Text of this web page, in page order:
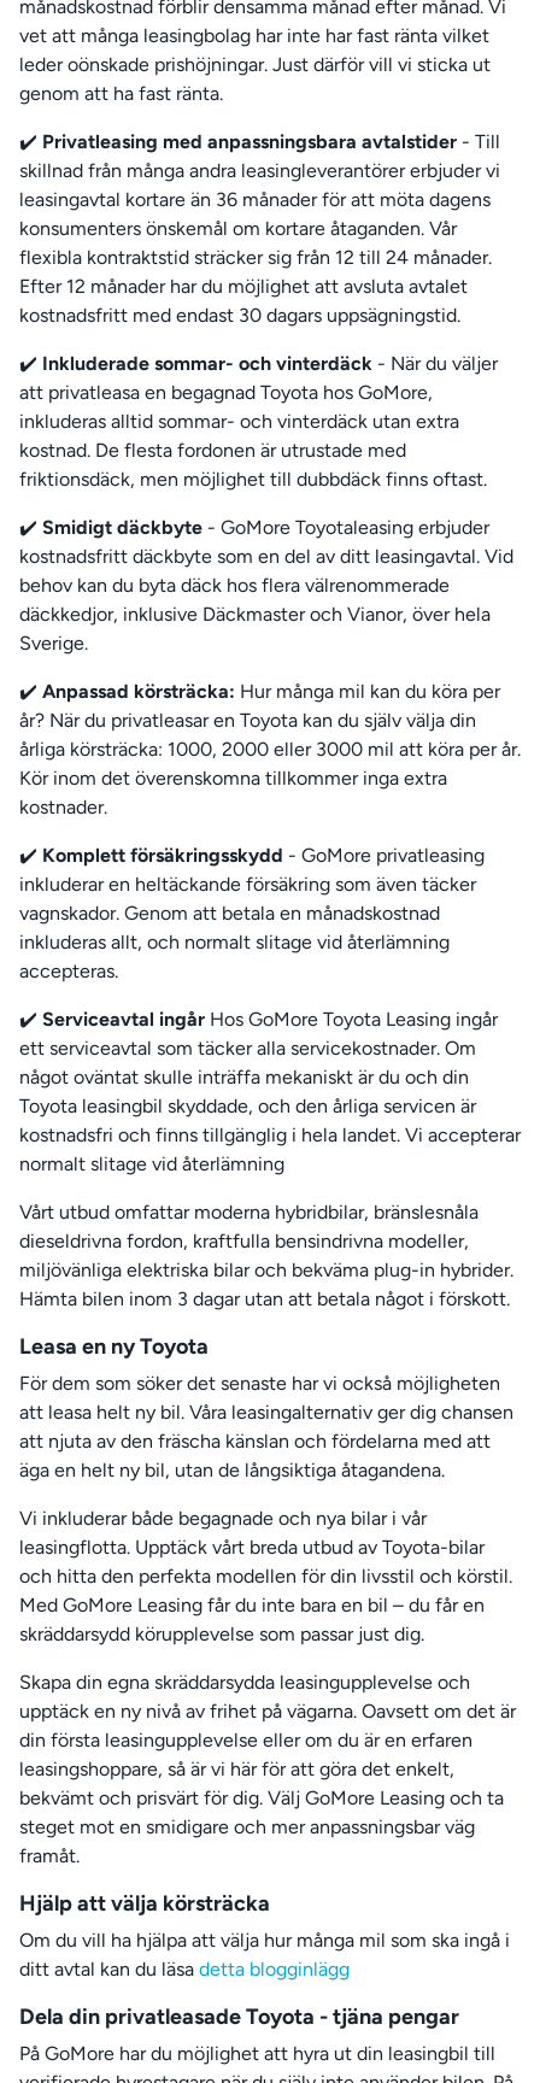
månadskostnad förblir densamma månad efter månad. Vi
vet att många leasingbolag har inte har fast ränta vilket
leder oönskade prishöjningar. Just därför vill vi sticka ut
genom att ha fast ränta.
✔️ Privatleasing med anpassningsbara avtalstider - Till
skillnad från många andra leasingleverantörer erbjuder vi
leasingavtal kortare än 36 månader för att möta dagens
konsumenters önskemål om kortare åtaganden. Vår
flexibla kontraktstid sträcker sig från 12 till 24 månader.
Efter 12 månader har du möjlighet att avsluta avtalet
kostnadsfritt med endast 30 dagars uppsägningstid.
✔️ Inkluderade sommar- och vinterdäck - När du väljer
att privatleasa en begagnad Toyota hos GoMore,
inkluderas alltid sommar- och vinterdäck utan extra
kostnad. De flesta fordonen är utrustade med
friktionsdäck, men möjlighet till dubbdäck finns oftast.
✔️ Smidigt däckbyte - GoMore Toyotaleasing erbjuder
kostnadsfritt däckbyte som en del av ditt leasingavtal. Vid
behov kan du byta däck hos flera välrenommerade
däckkedjor, inklusive Däckmaster och Vianor, över hela
Sverige.
✔️ Anpassad körsträcka: Hur många mil kan du köra per
år? När du privatleasar en Toyota kan du själv välja din
årliga körsträcka: 1000, 2000 eller 3000 mil att köra per år.
Kör inom det överenskomna tillkommer inga extra
kostnader.
✔️ Komplett försäkringsskydd - GoMore privatleasing
inkluderar en heltäckande försäkring som även täcker
vagnskador. Genom att betala en månadskostnad
inkluderas allt, och normalt slitage vid återlämning
accepteras.
✔️ Serviceavtal ingår Hos GoMore Toyota Leasing ingår
ett serviceavtal som täcker alla servicekostnader. Om
något oväntat skulle inträffa mekaniskt är du och din
Toyota leasingbil skyddade, och den årliga servicen är
kostnadsfri och finns tillgänglig i hela landet. Vi accepterar
normalt slitage vid återlämning
Vårt utbud omfattar moderna hybridbilar, bränslesnåla
dieseldrivna fordon, kraftfulla bensindrivna modeller,
miljövänliga elektriska bilar och bekväma plug-in hybrider.
Hämta bilen inom 3 dagar utan att betala något i förskott.
Leasa en ny Toyota
För dem som söker det senaste har vi också möjligheten
att leasa helt ny bil. Våra leasingalternativ ger dig chansen
att njuta av den fräscha känslan och fördelarna med att
äga en helt ny bil, utan de långsiktiga åtagandena.
Vi inkluderar både begagnade och nya bilar i vår
leasingflotta. Upptäck vårt breda utbud av Toyota-bilar
och hitta den perfekta modellen för din livsstil och körstil.
Med GoMore Leasing får du inte bara en bil – du får en
skräddarsydd körupplevelse som passar just dig.
Skapa din egna skräddarsydda leasingupplevelse och
upptäck en ny nivå av frihet på vägarna. Oavsett om det är
din första leasingupplevelse eller om du är en erfaren
leasingshoppare, så är vi här för att göra det enkelt,
bekvämt och prisvärt för dig. Välj GoMore Leasing och ta
steget mot en smidigare och mer anpassningsbar väg
framåt.
Hjälp att välja körsträcka
Om du vill ha hjälpa att välja hur många mil som ska ingå i
ditt avtal kan du läsa detta blogginlägg
Dela din privatleasade Toyota - tjäna pengar
På GoMore har du möjlighet att hyra ut din leasingbil till